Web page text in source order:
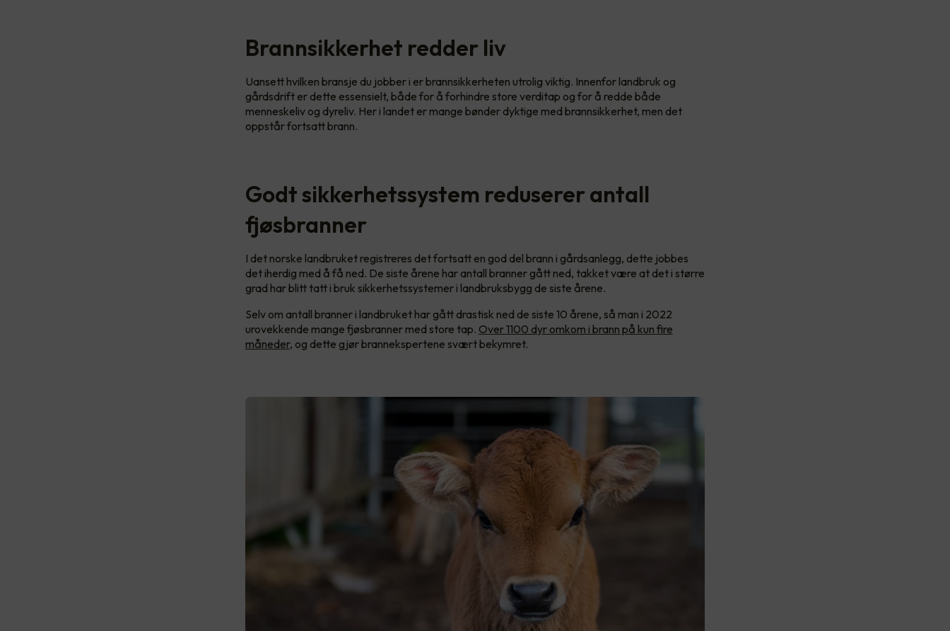
Brannsikkerhet redder liv
Uansett hvilken bransje du jobber i er brannsikkerheten utrolig viktig. Innenfor landbruk og
gårdsdrift er dette essensielt, både for å forhindre store verditap og for å redde både
menneskeliv og dyreliv. Her i landet er mange bønder dyktige med brannsikkerhet, men det
oppstår fortsatt brann.
Godt sikkerhetssystem reduserer antall
fjøsbranner
I det norske landbruket registreres det fortsatt en god del brann i gårdsanlegg, dette jobbes
det iherdig med å få ned. De siste årene har antall branner gått ned, takket være at det i større
grad har blitt tatt i bruk sikkerhetssystemer i landbruksbygg de siste årene.
Selv om antall branner i landbruket har gått drastisk ned de siste 10 årene, så man i 2022
urovekkende mange fjøsbranner med store tap. Over 1100 dyr omkom i brann på kun fire
måneder, og dette gjør brannekspertene svært bekymret.